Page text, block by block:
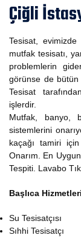
Çiğli
Tesisat, evimizde
mutfak tesisatı,
problemlerin
görünse de bütün
Tesisat
işlerdir.
Mutfak, banyo,
sistemlerini
kaçağı tamiri
Onarım. En
Tespiti. Lavabo
Başlıca
Su Tesisatçısı
Sıhhi Tesisatçı